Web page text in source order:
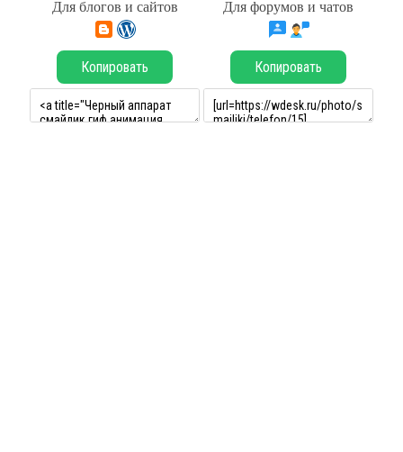
Для блогов и сайтов Для форумов и чатов
Копировать Копировать